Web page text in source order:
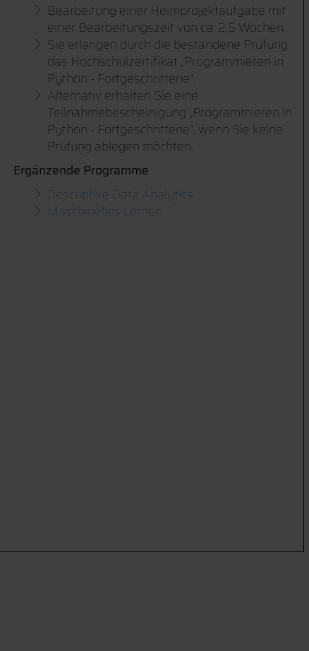
Bearbeitung einer Heimprojektaufgabe mit
einer Bearbeitungszeit von ca. 2,5 Wochen
Sie erlangen durch die bestandene Prüfung
das Hochschulzertifikat „Programmieren in
Python - Fortgeschrittene“.
Alternativ erhalten Sie eine
Teilnahmebescheinigung „Programmieren in
Python - Fortgeschrittene“, wenn Sie keine
Prüfung ablegen möchten.
Ergänzende Programme
Descriptive Data Analytics
Maschinelles Lernen